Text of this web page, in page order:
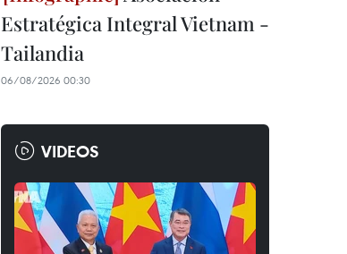
Estratégica Integral Vietnam -
Tailandia
06/08/2026 00:30
VIDEOS